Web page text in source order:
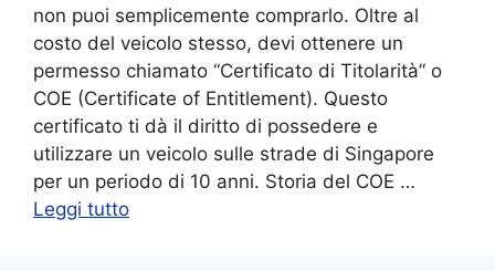
non puoi semplicemente comprarlo. Oltre al
costo del veicolo stesso, devi ottenere un
permesso chiamato “Certificato di Titolarità” o
COE (Certificate of Entitlement). Questo
certificato ti dà il diritto di possedere e
utilizzare un veicolo sulle strade di Singapore
per un periodo di 10 anni. Storia del COE …
Leggi tutto